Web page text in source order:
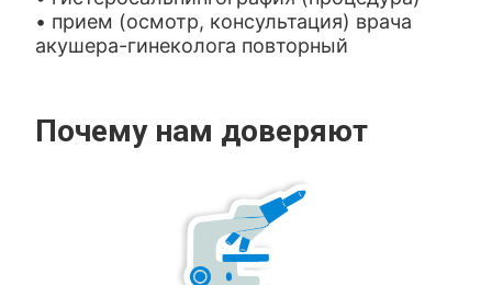
• прием (осмотр, консультация) врача
акушера-гинеколога повторный
Почему нам доверяют